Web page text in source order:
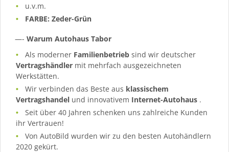
u.v.m.
FARBE: Zeder-Grün
—- Warum Autohaus Tabor
Als moderner Familienbetrieb sind wir deutscher
Vertragshändler mit mehrfach ausgezeichneten
Werkstätten.
Wir verbinden das Beste aus klassischem
Vertragshandel und innovativem Internet-Autohaus .
Seit über 40 Jahren schenken uns zahlreiche Kunden
ihr Vertrauen!
Von AutoBild wurden wir zu den besten Autohändlern
2020 gekürt.